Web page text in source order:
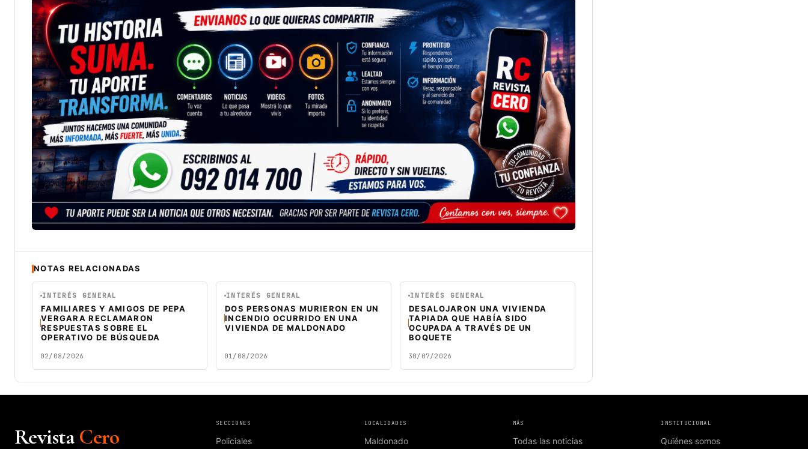
NOTAS RELACIONADAS
INTERÉS GENERAL
FAMILIARES Y AMIGOS DE PEPA
VERGARA RECLAMARON
RESPUESTAS SOBRE EL
OPERATIVO DE BÚSQUEDA
02/08/2026
INTERÉS GENERAL
DOS PERSONAS MURIERON EN UN
INCENDIO OCURRIDO EN UNA
VIVIENDA DE MALDONADO
01/08/2026
INTERÉS GENERAL
DESALOJARON UNA VIVIENDA
TAPIADA QUE HABÍA SIDO
OCUPADA A TRAVÉS DE UN
BOQUETE
30/07/2026
RevistaCero
SECCIONES
Policiales
LOCALIDADES
Maldonado
MÁS
Todas las noticias
INSTITUCIONAL
Quiénes somos